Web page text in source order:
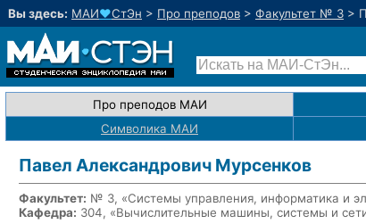
Вы здесь: МАИ♥СтЭн > Про преподов > Факультет № 3 >
Про преподов МАИ
Символика МАИ
Павел Александрович Мурсенков
Факультет: № 3, «Системы управления, информатика и
Кафедра: 304, «Вычислительные машины, системы и